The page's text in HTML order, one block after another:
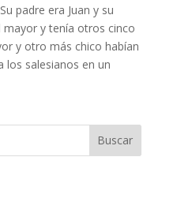
padre era Juan y su
mayor y tenía otros cinco
y otro más chico habían
los salesianos en un